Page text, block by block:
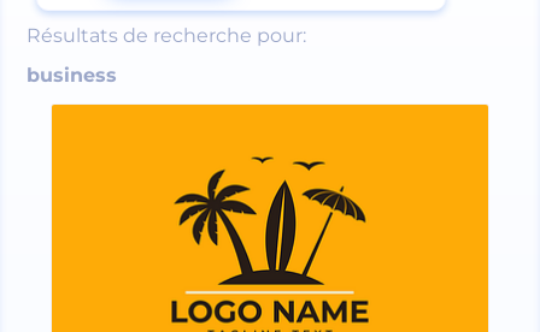
business
Résultats de recherche pour:
business